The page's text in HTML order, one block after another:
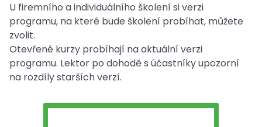
U firemního a individuálního školení si verzi
programu, na které bude školení probíhat, můžete
zvolit.
Otevřené kurzy probíhají na aktuální verzi
programu. Lektor po dohodě s účastníky upozorní
na rozdíly starších verzí.